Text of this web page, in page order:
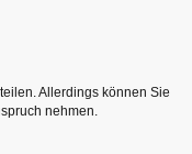
Allerdings können Sie
nehmen.